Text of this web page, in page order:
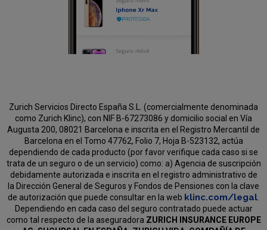
Zurich Servicios Directo España S.L. (comercialmente denominada
como Zurich Klinc), con NIF B-67273086 y domicilio social en Vía
Augusta 200, 08021 Barcelona e inscrita en el Registro Mercantil de
Barcelona en el Tomo 47762, Folio 7, Hoja B-523132, actúa
dependiendo de cada producto (por favor verifique cada caso si se
trata de un seguro o de un servicio) como: a) Agencia de suscripción
debidamente autorizada e inscrita en el registro administrativo de
la Dirección General de Seguros y Fondos de Pensiones con la clave
de autorización que puede consultar en la web klinc.com/legal.
Dependiendo en cada caso del seguro contratado puede actuar
como tal respecto de la aseguradora ZURICH INSURANCE EUROPE